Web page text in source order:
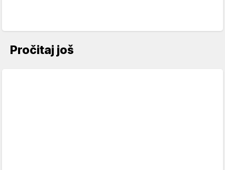
Pročitaj još